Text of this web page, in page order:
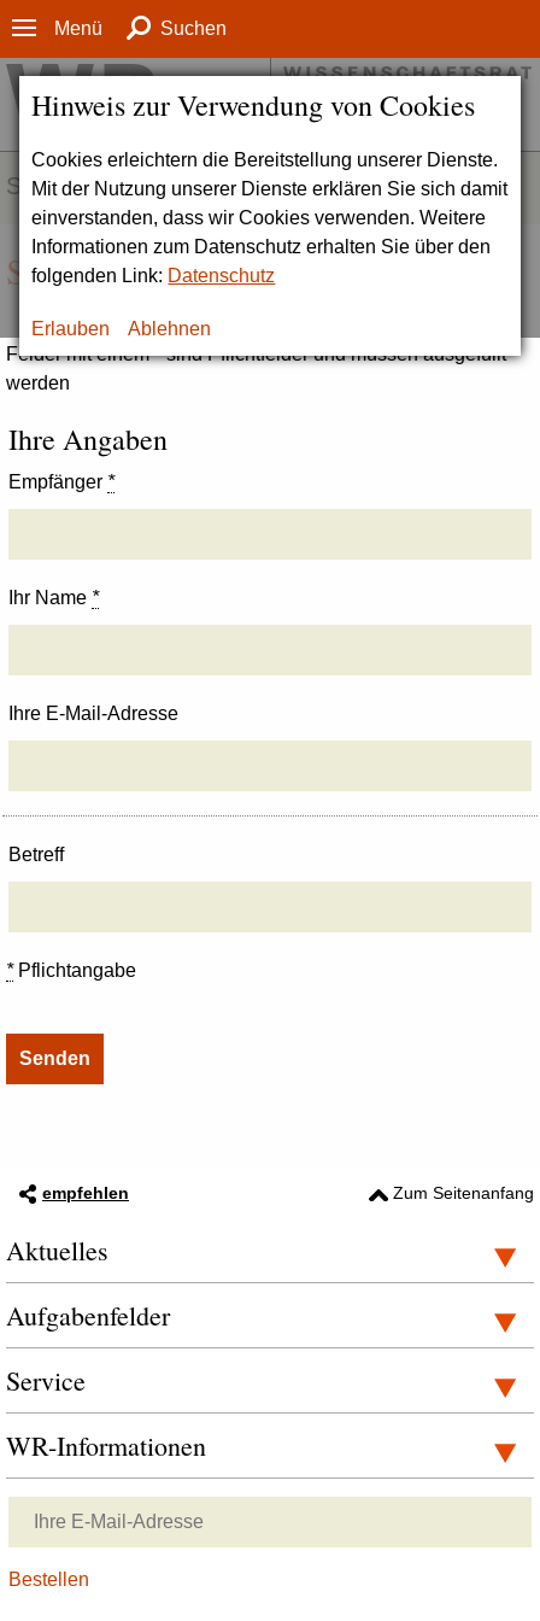
Hinweis zur Verwendung von Cookies
Cookies erleichtern die Bereitstellung unserer Dienste.
Mit der Nutzung unserer Dienste erklären Sie sich damit
einverstanden, dass wir Cookies verwenden. Weitere
Informationen zum Datenschutz erhalten Sie über den
folgenden Link: Datenschutz
Erlauben Ablehnen
Menü Suchen
SERVICE
Seite empfehlen
Felder mit einem * sind Pflichtfelder und müssen ausgefüllt
werden
Ihre Angaben
Empfänger *
Ihr Name *
Ihre E-Mail-Adresse
Betreff
*Pflichtangabe
empfehlen Zum Seitenanfang
Aktuelles
Aufgabenfelder
Service
WR-Informationen